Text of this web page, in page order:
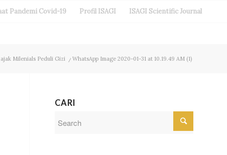
Pandemi Covid-19 Profil ISAGI ISAGI Scientific Journal
Milenials Peduli Gizi / WhatsApp Image 2020-01-31 at 10.19.49 AM (1)
CARI